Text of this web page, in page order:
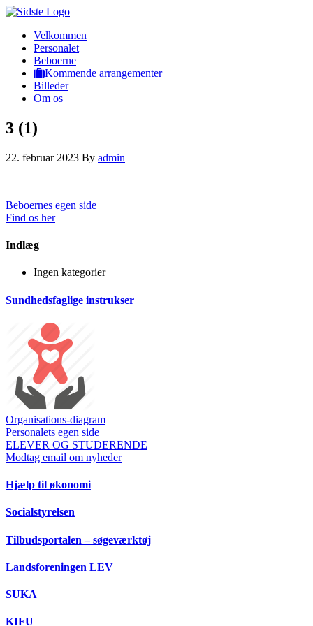
Velkommen
Personalet
Beboerne
Kommende arrangementer
Billeder
Om os
3 (1)
22. februar 2023 By admin
Beboernes egen side
Find os her
Indlæg
Ingen kategorier
Sundhedsfaglige instrukser
Organisations-diagram
Personalets egen side
ELEVER OG STUDERENDE
Modtag email om nyheder
Hjælp til økonomi
Socialstyrelsen
Tilbudsportalen – søgeværktøj
Landsforeningen LEV
SUKA
KIFU